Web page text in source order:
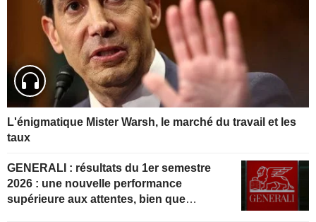
L'énigmatique Mister Warsh, le marché du travail et les
taux
GENERALI : résultats du 1er semestre
2026 : une nouvelle performance
supérieure aux attentes, bien que